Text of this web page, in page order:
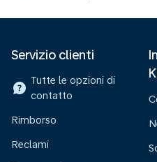
Servizio clienti
Tutte le opzioni di
contatto
Rimborso
Reclami